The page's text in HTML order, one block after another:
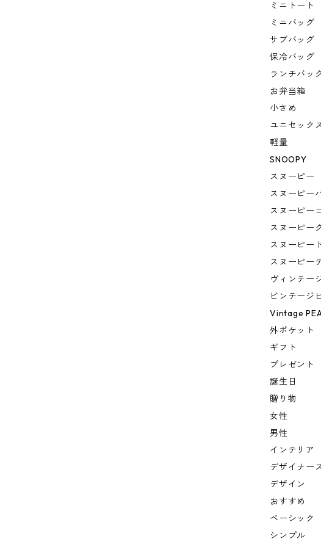
ミニトート
ミニバッグ
サブバッグ
保冷バッグ
ランチバッ
お弁当箱
小さめ
ユニセック
軽量
SNOOPY
スヌーピー
スヌーピー
スヌーピー
スヌーピー
スヌーピー
スヌーピー
ヴィンテー
ビンテージ
Vintage
外ポケット
ギフト
プレゼント
誕生日
贈り物
女性
男性
インテリア
デザイナー
デザイン
おすすめ
ベーシック
シンプル